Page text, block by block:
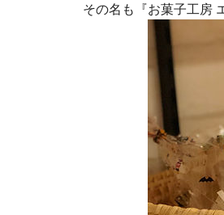
その名も『お菓子工房